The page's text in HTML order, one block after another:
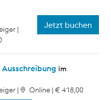
Jetzt buchen
im
Online € 418,00